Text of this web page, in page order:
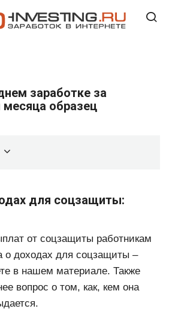
заработке за
месяца образец
для соцзащиты:
от соцзащиты работникам
о доходах для соцзащиты –
в нашем материале. Также
вопрос о том, как, кем она